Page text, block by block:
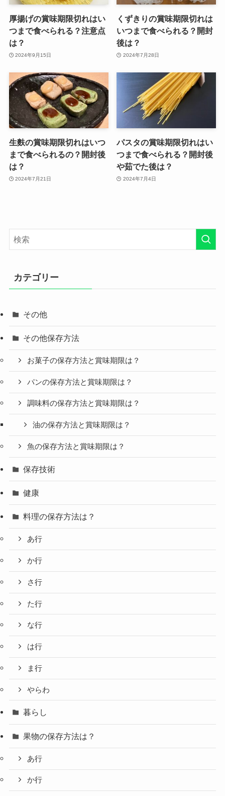
厚揚げの賞味期限切れはい
つまで食べられる？注意点
は？
2024年9月15日
くずきりの賞味期限切れは
いつまで食べられる？開封
後は？
2024年7月28日
生麩の賞味期限切れはいつ
まで食べられるの？開封後
は？
2024年7月21日
パスタの賞味期限切れはい
つまで食べられる？開封後
や茹でた後は？
2024年7月4日
カテゴリー
その他
その他保存方法
お菓子の保存方法と賞味期限は？
パンの保存方法と賞味期限は？
調味料の保存方法と賞味期限は？
油の保存方法と賞味期限は？
魚の保存方法と賞味期限は？
保存技術
健康
料理の保存方法は？
あ行
か行
さ行
た行
な行
は行
ま行
やらわ
暮らし
果物の保存方法は？
あ行
か行